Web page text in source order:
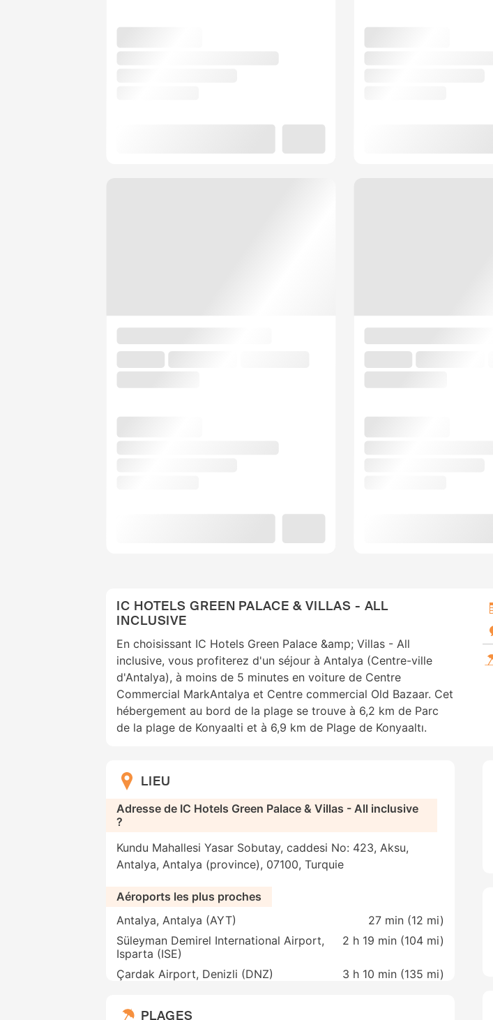
IC HOTELS GREEN PALACE & VILLAS - ALL
INCLUSIVE
En choisissant IC Hotels Green Palace &amp; Villas - All
inclusive, vous profiterez d'un séjour à Antalya (Centre-ville
d'Antalya), à moins de 5 minutes en voiture de Centre
Commercial MarkAntalya et Centre commercial Old Bazaar. Cet
hébergement au bord de la plage se trouve à 6,2 km de Parc
de la plage de Konyaalti et à 6,9 km de Plage de Konyaaltı.
LIEU
Adresse de IC Hotels Green Palace & Villas - All inclusive
?
Kundu Mahallesi Yasar Sobutay, caddesi No: 423, Aksu,
Antalya, Antalya (province), 07100, Turquie
Aéroports les plus proches
Antalya, Antalya (AYT)
27 min (12 mi)
Süleyman Demirel International Airport,
Isparta (ISE)
2 h 19 min (104 mi)
Çardak Airport, Denizli (DNZ) 3 h 10 min (135 mi)
PLAGES